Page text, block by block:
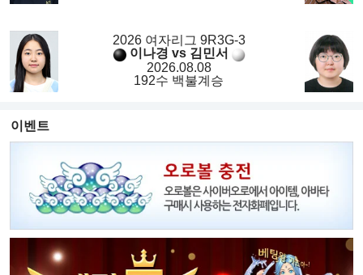
2026 여자리그 9R3G-3
이나경 vs 김민서
2026.08.08
192수 백불계승
이벤트